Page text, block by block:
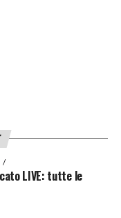
LIVE: tutte le